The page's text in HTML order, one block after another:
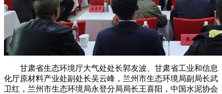
甘肃省生态环境厅大气处处长郭友波、甘肃省工业和信息
化厅原材料产业处副处长吴云峰，兰州市生态环境局副局长武
卫红，兰州市生态环境局永登分局局长王喜阳，中国水泥协会